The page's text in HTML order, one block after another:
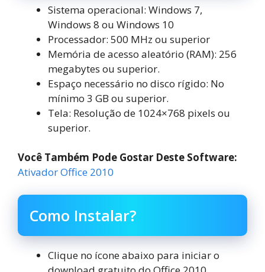
Sistema operacional: Windows 7,
Windows 8 ou Windows 10
Processador: 500 MHz ou superior
Memória de acesso aleatório (RAM): 256
megabytes ou superior.
Espaço necessário no disco rígido: No
mínimo 3 GB ou superior.
Tela: Resolução de 1024×768 pixels ou
superior.
Você Também Pode Gostar Deste Software:
Ativador Office 2010
Como Instalar?
Clique no ícone abaixo para iniciar o